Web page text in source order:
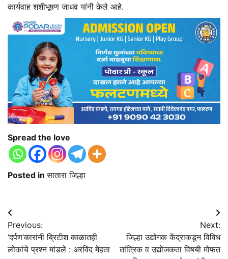
कार्यवाह शशीभूषण जाधव यांनी केले आहे.
Spread the love
Posted inसातारा जिल्हा
Post
navigation
Previous:
‘दर्पण’कारांनी ब्रिटीश काळातही
लोकांचे प्रश्न मांडले : अरविंद मेहता
Next:
जिल्हा उद्योगक केंद्राकडून विविध
तांत्रिक व उद्योजकता विषयी मोफत